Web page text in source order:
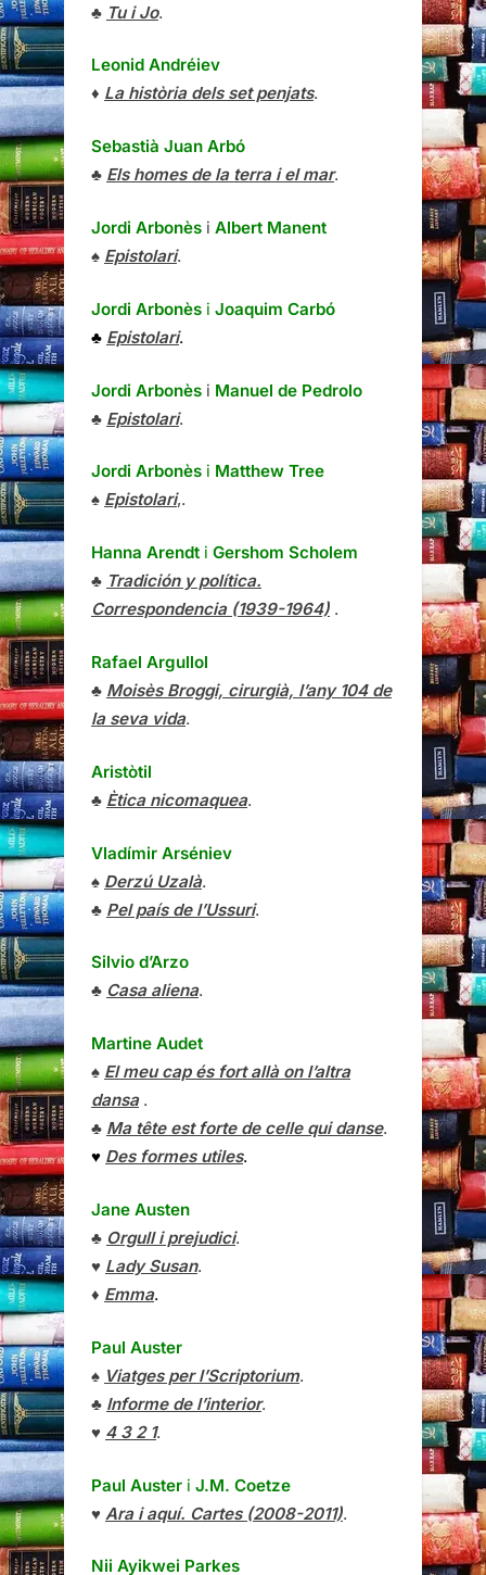
♣ Tu i Jo.
Leonid Andréiev
♦ La història dels set penjats.
Sebastià Juan Arbó
♣ Els homes de la terra i el mar.
Jordi Arbonès i Albert Manent
♠ Epistolari.
Jordi Arbonès i Joaquim Carbó
♣ Epistolari.
Jordi Arbonès i Manuel de Pedrolo
♣ Epistolari.
Jordi Arbonès i Matthew Tree
♠ Epistolari,.
Hanna Arendt i Gershom Scholem
♣ Tradición y política.
Correspondencia (1939-1964) .
Rafael Argullol
♣ Moisès Broggi, cirurgià, l’any 104 de
la seva vida.
Aristòtil
♣ Ètica nicomaquea.
Vladímir Arséniev
♠ Derzú Uzalà.
♣ Pel país de l’Ussuri.
Silvio d’Arzo
♣ Casa aliena.
Martine Audet
♠ El meu cap és fort allà on l’altra
dansa.
♣ Ma tête est forte de celle qui danse.
♥ Des formes utiles.
Jane Austen
♣ Orgull i prejudici.
♥ Lady Susan.
♦ Emma.
Paul Auster
♠ Viatges per l’Scriptorium.
♣ Informe de l’interior.
♥ 4 3 2 1.
Paul Auster i J.M. Coetze
♥ Ara i aquí. Cartes (2008-2011).
Nii Ayikwei Parkes